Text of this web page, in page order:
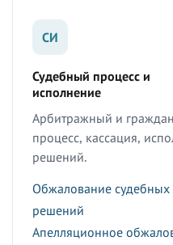
СИ
Судебный процесс и
исполнение
Арбитражный и
процесс, кассация,
решений.
Обжалование судебных
решений
Апелляционное